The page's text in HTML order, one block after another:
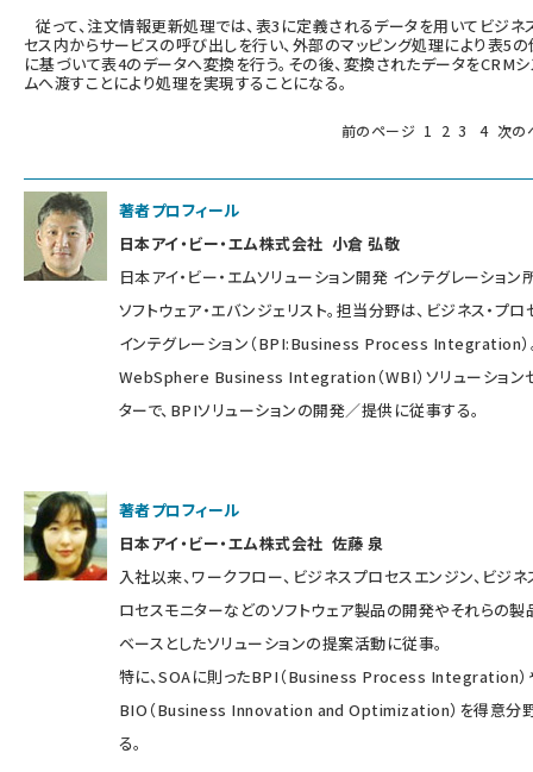
従って、注文情報更新処理では、表3に定義されるデータを用いてビジネ
セス内からサービスの呼び出しを行い、外部のマッピング処理により表5
に基づいて表4のデータへ変換を行う。その後、変換されたデータをCRM
ムへ渡すことにより処理を実現することになる。
前のページ 1 2 34 次の
著者プロフィール
日本アイ・ビー・エム株式会社 小倉 弘敬
日本アイ・ビー・エムソリューション開発 インテグレーション
ソフトウェア・エバンジェリスト。担当分野は、ビジネス・プロ
インテグレーション（BPI:Business Process Integration）
WebSphere Business Integration（WBI）ソリューション
ターで、BPIソリューションの開発／提供に従事する。
著者プロフィール
日本アイ・ビー・エム株式会社 佐藤 泉
入社以来、ワークフロー、ビジネスプロセスエンジン、ビジネ
ロセスモニターなどのソフトウェア製品の開発やそれらの製
ベースとしたソリューションの提案活動に従事。
特に、SOAに則ったBPI（Business Process Integration）
BIO（Business Innovation and Optimization）を得意分
る。